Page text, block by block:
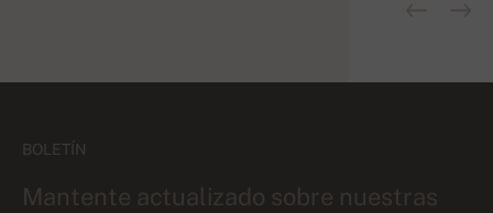
BOLETÍN
Mantente actualizado sobre nuestras